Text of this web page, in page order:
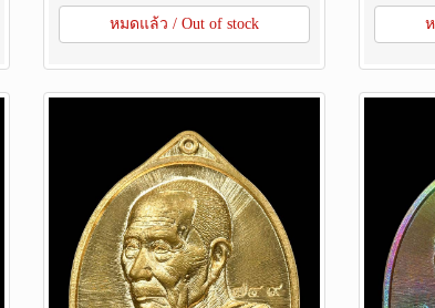
หมดแล้ว / Out of stock